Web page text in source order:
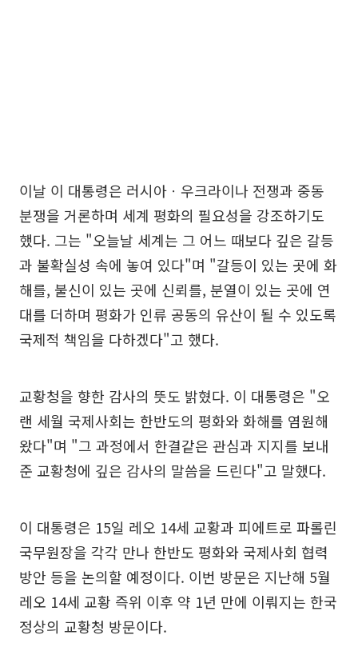
이날 이 대통령은 러시아ㆍ우크라이나 전쟁과 중동
분쟁을 거론하며 세계 평화의 필요성을 강조하기도
했다. 그는 "오늘날 세계는 그 어느 때보다 깊은 갈등
과 불확실성 속에 놓여 있다"며 "갈등이 있는 곳에 화
해를, 불신이 있는 곳에 신뢰를, 분열이 있는 곳에 연
대를 더하며 평화가 인류 공동의 유산이 될 수 있도록
국제적 책임을 다하겠다"고 했다.
교황청을 향한 감사의 뜻도 밝혔다. 이 대통령은 "오
랜 세월 국제사회는 한반도의 평화와 화해를 염원해
왔다"며 "그 과정에서 한결같은 관심과 지지를 보내
준 교황청에 깊은 감사의 말씀을 드린다"고 말했다.
이 대통령은 15일 레오 14세 교황과 피에트로 파롤린
국무원장을 각각 만나 한반도 평화와 국제사회 협력
방안 등을 논의할 예정이다. 이번 방문은 지난해 5월
레오 14세 교황 즉위 이후 약 1년 만에 이뤄지는 한국
정상의 교황청 방문이다.